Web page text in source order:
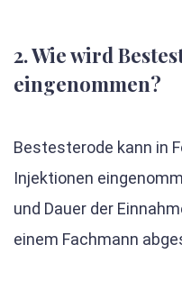
2. Wie wird
eingenommen?
Bestesterode kann in
Injektionen
und Dauer der
einem Fachmann